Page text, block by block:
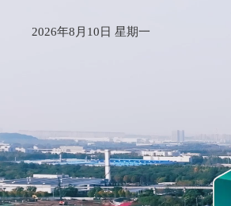
2026年8月10日 星期一